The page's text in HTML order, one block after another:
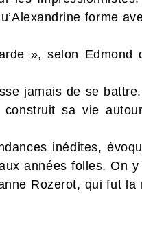
forme
», selon Edmond
jamais de se
sa vie
inédites,
années folles. On y
Rozerot, qui fut la